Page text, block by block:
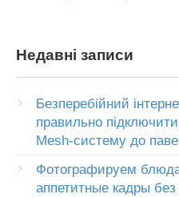
Недавні записи
Безперебійний
правильно
Mesh-систему до
Фотографируем
аппетитные кадры